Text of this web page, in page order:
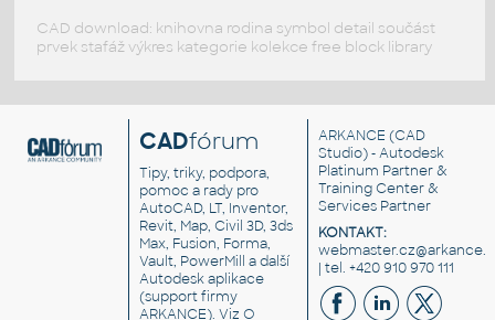
CAD download: knihovna rodina symbol detail součást
prvek stafáž výkres kategorie kolekce free block library
CADfórum
Tipy, triky, podpora,
pomoc a rady pro
AutoCAD, LT, Inventor,
Revit, Map, Civil 3D, 3ds
Max, Fusion, Forma,
Vault, PowerMill a další
Autodesk aplikace
(support firmy
ARKANCE). VizO
ARKANCE (CAD
Studio) - Autodesk
Platinum Partner &
Training Center &
Services Partner
KONTAKT:
| tel. +420 910 970 111